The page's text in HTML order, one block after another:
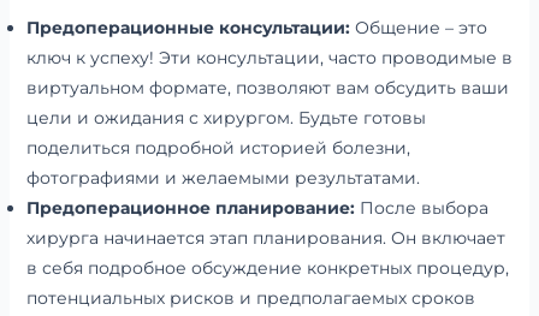
Предоперационные консультации:Общение – это
ключ к успеху! Эти консультации, часто проводимые в
виртуальном формате, позволяют вам обсудить ваши
цели и ожидания с хирургом. Будьте готовы
поделиться подробной историей болезни,
фотографиями и желаемыми результатами.
Предоперационное планирование:После выбора
хирурга начинается этап планирования. Он включает
в себя подробное обсуждение конкретных процедур,
потенциальных рисков и предполагаемых сроков